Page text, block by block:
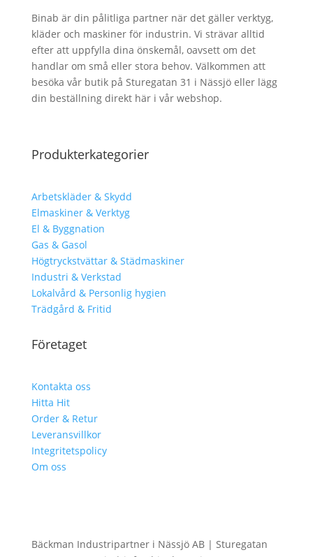
Binab är din pålitliga partner när det gäller verktyg,
kläder och maskiner för industrin. Vi strävar alltid
efter att uppfylla dina önskemål, oavsett om det
handlar om små eller stora behov. Välkommen att
besöka vår butik på Sturegatan 31 i Nässjö eller lägg
din beställning direkt här i vår webshop.
Produkterkategorier
Arbetskläder & Skydd
Elmaskiner & Verktyg
El & Byggnation
Gas & Gasol
Högtryckstvättar & Städmaskiner
Industri & Verkstad
Lokalvård & Personlig hygien
Trädgård & Fritid
Företaget
Kontakta oss
Hitta Hit
Order & Retur
Leveransvillkor
Integritetspolicy
Om oss
Bäckman Industripartner i Nässjö AB | Sturegatan